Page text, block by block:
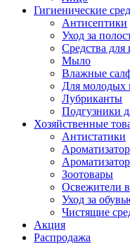
Гигиенические
Антисептики
Уход за
Средства
Мыло
Влажные
Для молодых
Лубриканты
Подгузники
Хозяйственные
Антистатики
Зоотовары
Освежители
Уход за
Чистящие
Акция
Распродажа